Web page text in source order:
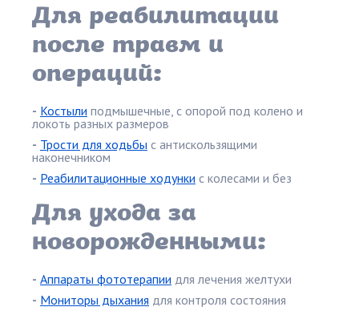
Для реабилитации
после травм и
операций:
- Костыли подмышечные, с опорой под колено и
локоть разных размеров
- Трости для ходьбы с антискользящими
наконечником
- Реабилитационные ходунки с колесами и без
Для ухода за
новорожденными:
- Аппараты фототерапии для лечения желтухи
- Мониторы дыхания для контроля состояния